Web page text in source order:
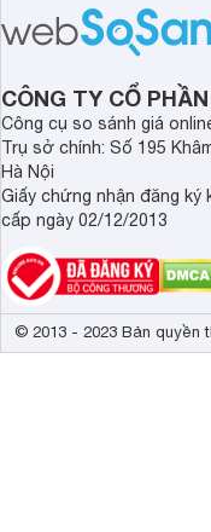
Đây chắc chắn sẽ là lựa
tưởng cho không gian
CÔNG TY CỔ
Công cụ so sánh giá
Trụ sở chính: Số 195
Hà Nội
Giấy chứng nhận đăng ký
cấp ngày 02/12/2013
© 2013 - 2023 Bản quyền